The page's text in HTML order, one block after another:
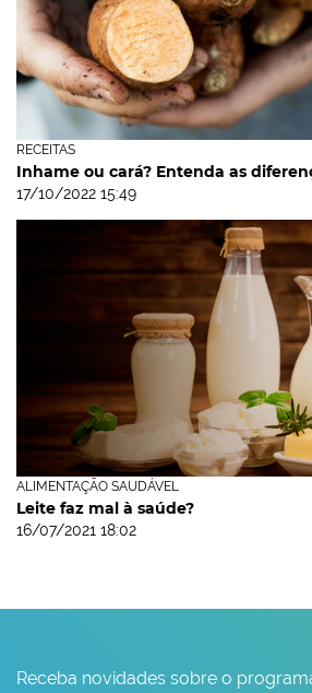
RECEITAS
Inhame ou cará? Entenda as
17/10/2022 15:49
ALIMENTAÇÃO SAUDÁVEL
Leite faz mal à saúde?
16/07/2021 18:02
Receba novidades sobre o